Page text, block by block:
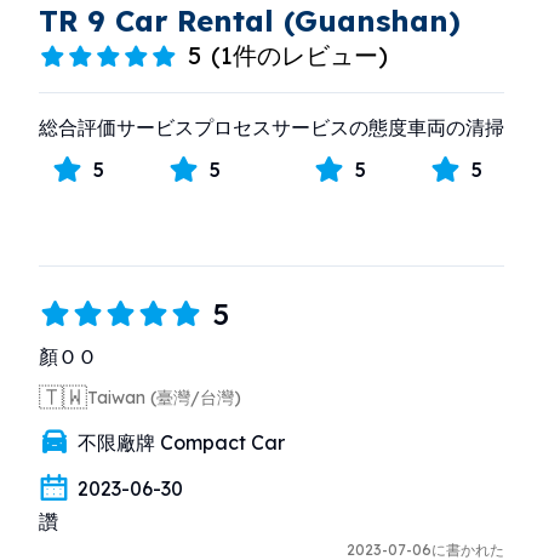
TR 9 Car Rental (Guanshan)
5 (1件のレビュー)
総合評価
5
サービスプロセス
5
サービスの態度
5
車両の清掃
5
5
顏ＯＯ
🇹🇼Taiwan (臺灣/台灣)
不限廠牌 Compact Car
2023-06-30
讚
2023-07-06に書かれた